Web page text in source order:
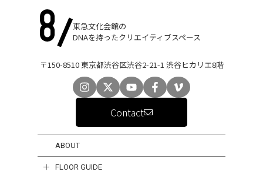
東急文化会館の
DNAを持ったクリエイティブスペース
〒150-8510 東京都渋谷区渋谷2-21-1 渋谷ヒカリエ8階
Contact
ABOUT
FLOOR GUIDE